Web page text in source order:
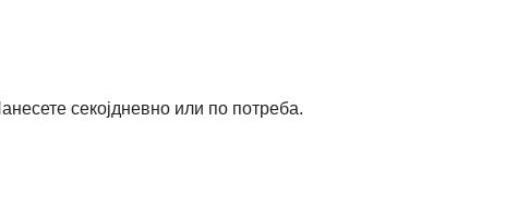
секојдневно или по потреба.